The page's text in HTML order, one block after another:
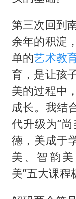
第三次回到
余年的积淀
单的艺术教
育，是让孩
美的过程中
成长。我结
代升级为“
德，美成于
美、智韵
美”五大课程